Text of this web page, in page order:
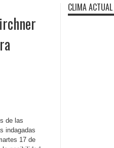
de las
indagadas
17 de
CLIMA ACTUAL